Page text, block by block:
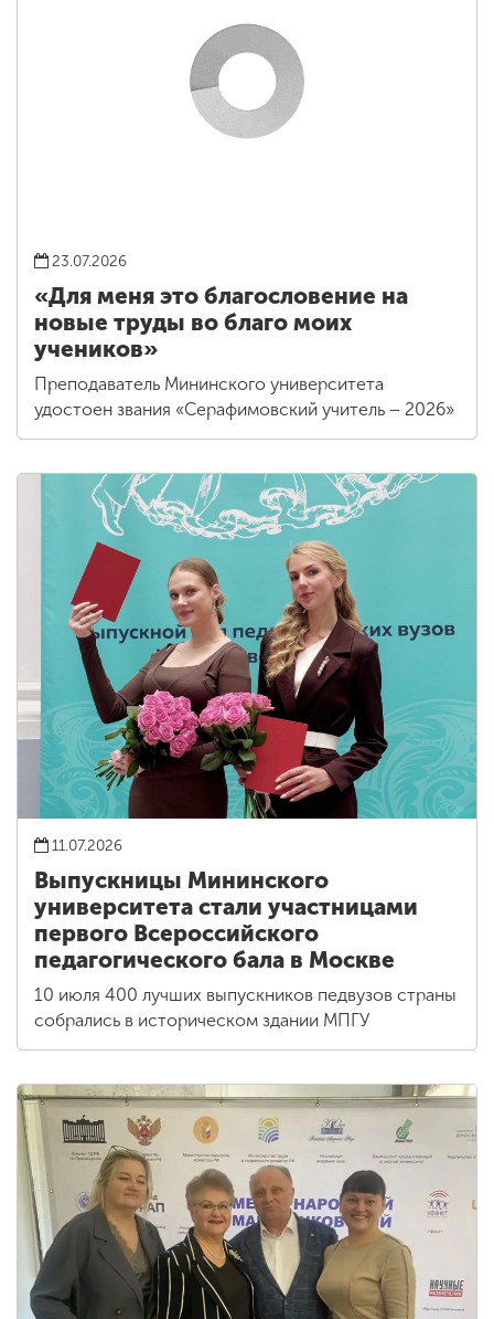
23.07.2026
«Для меня это благословение на
новые труды во благо моих
учеников»
Преподаватель Мининского университета
удостоен звания «Серафимовский учитель – 2026»
11.07.2026
Выпускницы Мининского
университета стали участницами
первого Всероссийского
педагогического бала в Москве
10 июля 400 лучших выпускников педвузов страны
собрались в историческом здании МПГУ